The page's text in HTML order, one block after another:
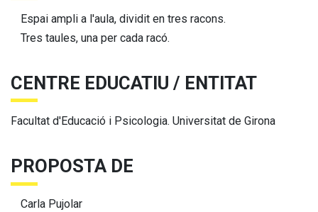
Espai ampli a l'aula, dividit en tres racons.
Tres taules, una per cada racó.
CENTRE EDUCATIU / ENTITAT
Facultat d'Educació i Psicologia. Universitat de Girona
PROPOSTA DE
Carla Pujolar